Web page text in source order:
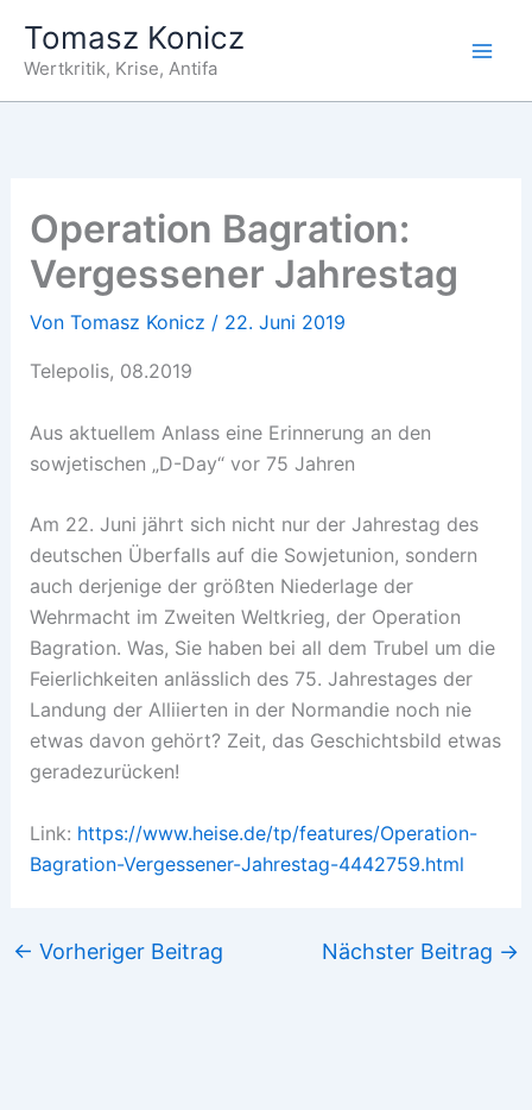
Inhalt
springen
Tomasz Konicz
Wertkritik, Krise, Antifa
Operation Bagration:
Vergessener Jahrestag
Von Tomasz Konicz / 22. Juni 2019
Telepolis, 08.2019
Aus aktuellem Anlass eine Erinnerung an den
sowjetischen „D-Day“ vor 75 Jahren
Am 22. Juni jährt sich nicht nur der Jahrestag des
deutschen Überfalls auf die Sowjetunion, sondern
auch derjenige der größten Niederlage der
Wehrmacht im Zweiten Weltkrieg, der Operation
Bagration. Was, Sie haben bei all dem Trubel um die
Feierlichkeiten anlässlich des 75. Jahrestages der
Landung der Alliierten in der Normandie noch nie
etwas davon gehört? Zeit, das Geschichtsbild etwas
geradezurücken!
Link: https://www.heise.de/tp/features/Operation-
Bagration-Vergessener-Jahrestag-4442759.html
← Vorheriger Beitrag Nächster Beitrag →